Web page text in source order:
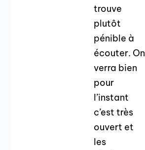
trouve
plutôt
pénible à
écouter. On
verra bien
pour
l’instant
c’est très
ouvert et
les